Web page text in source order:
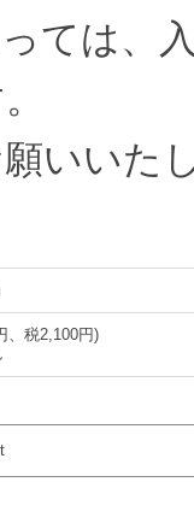
ては、
いいた
、税2,100円)